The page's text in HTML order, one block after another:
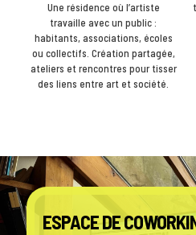
Une résidence où l’artiste
travaille avec un public :
habitants, associations, écoles
ou collectifs. Création partagée,
ateliers et rencontres pour tisser
des liens entre art et société.
ESPACEDE